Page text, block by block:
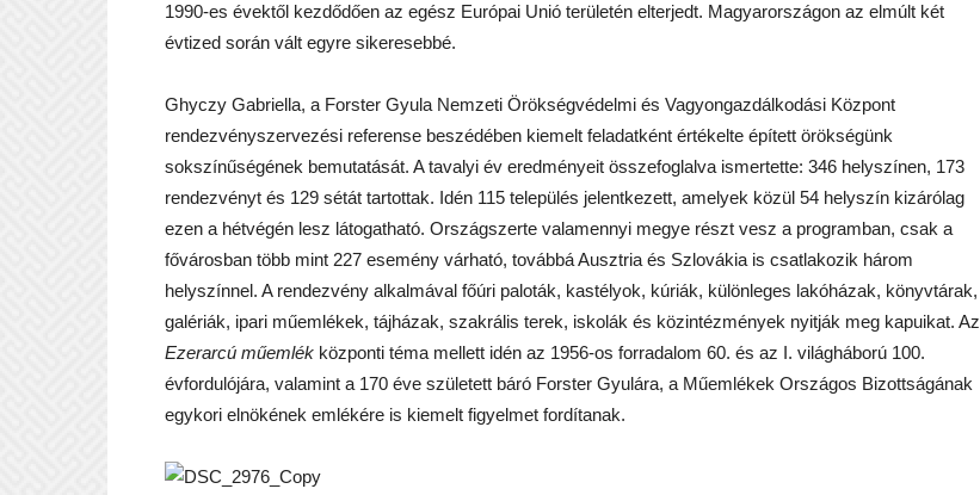
1990-es évektől kezdődően az egész Európai Unió területén elterjedt. Magyarországon az elmúlt két
évtized során vált egyre sikeresebbé.
Ghyczy Gabriella, a Forster Gyula Nemzeti Örökségvédelmi és Vagyongazdálkodási Központ
rendezvényszervezési referense beszédében kiemelt feladatként értékelte épített örökségünk
sokszínűségének bemutatását. A tavalyi év eredményeit összefoglalva ismertette: 346 helyszínen, 173
rendezvényt és 129 sétát tartottak. Idén 115 település jelentkezett, amelyek közül 54 helyszín kizárólag
ezen a hétvégén lesz látogatható. Országszerte valamennyi megye részt vesz a programban, csak a
fővárosban több mint 227 esemény várható, továbbá Ausztria és Szlovákia is csatlakozik három
helyszínnel. A rendezvény alkalmával főúri paloták, kastélyok, kúriák, különleges lakóházak, könyvtárak,
galériák, ipari műemlékek, tájházak, szakrális terek, iskolák és közintézmények nyitják meg kapuikat. Az
Ezerarcú műemlék központi téma mellett idén az 1956-os forradalom 60. és az I. világháború 100.
évfordulójára, valamint a 170 éve született báró Forster Gyulára, a Műemlékek Országos Bizottságának
egykori elnökének emlékére is kiemelt figyelmet fordítanak.